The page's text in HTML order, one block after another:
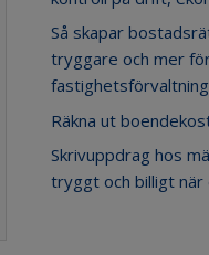
Så skapar
tryggare och mer
fastighetsförvaltning
Räkna ut
Skrivuppdrag hos
tryggt och billigt när